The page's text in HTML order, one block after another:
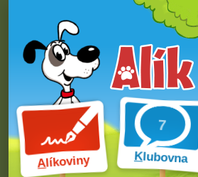
Alíkoviny Klubovna